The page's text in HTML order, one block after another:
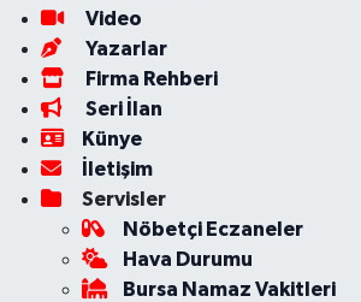
Video
Yazarlar
Firma Rehberi
Seri İlan
Künye
İletişim
Servisler
Nöbetçi Eczaneler
Hava Durumu
Bursa Namaz Vakitleri